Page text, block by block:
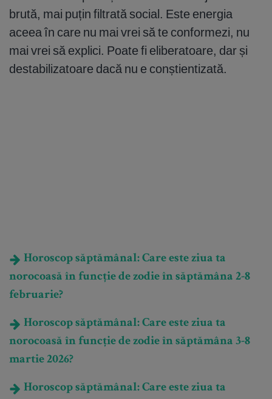
brută, mai puțin filtrată social. Este energia
aceea în care nu mai vrei să te conformezi, nu
mai vrei să explici. Poate fi eliberatoare, dar și
destabilizatoare dacă nu e conștientizată.
Horoscop săptămânal: Care este ziua ta
norocoasă în funcție de zodie în săptămâna 2-8
februarie?
Horoscop săptămânal: Care este ziua ta
norocoasă în funcție de zodie în săptămâna 3-8
martie 2026?
Horoscop săptămânal: Care este ziua ta